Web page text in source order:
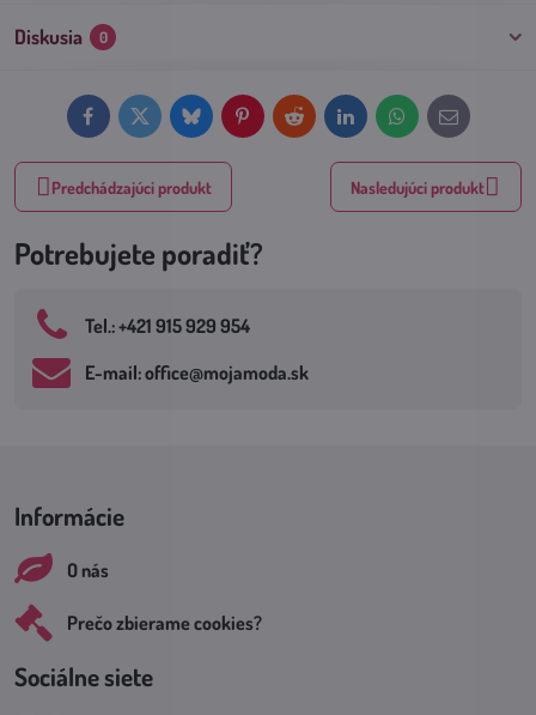
Diskusia 0
FacebookTwitter BlueskyPinterestReddit LinkedInWhatsApp
E-
mail
Predchádzajúci produkt Nasledujúci produkt
Potrebujete poradiť?
Tel​.: +421 915 929 954
E-mail: office​@mojamoda​.sk
Informácie
O nás
Prečo zbierame cookies?
Sociálne siete